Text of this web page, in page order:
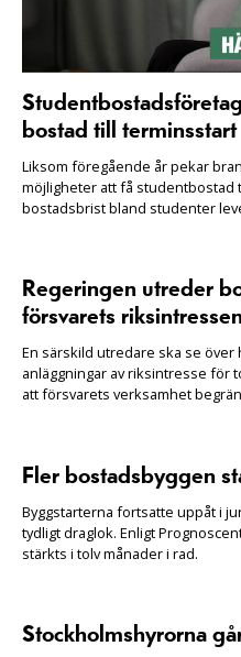
bostad till terminsstart
Liksom föregående år pekar
möjligheter att få studentbostad
bostadsbrist bland studenter
Regeringen utreder
försvarets riksintressen
En särskild utredare ska se
anläggningar av riksintresse för
att försvarets verksamhet
Fler bostadsbyggen
Byggstarterna fortsatte uppåt i
tydligt draglok. Enligt
stärkts i tolv månader i rad.
Stockholmshyrorna